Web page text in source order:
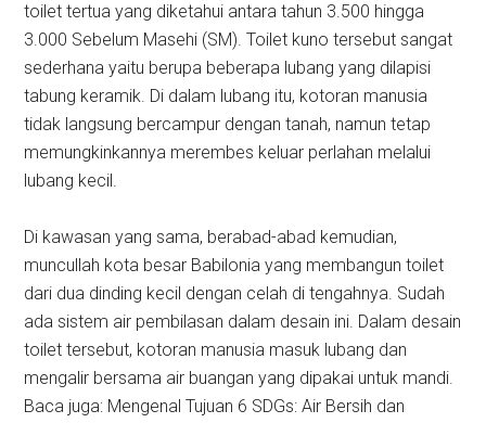
toilet tertua yang diketahui antara tahun 3.500 hingga
3.000 Sebelum Masehi (SM). Toilet kuno tersebut sangat
sederhana yaitu berupa beberapa lubang yang dilapisi
tabung keramik. Di dalam lubang itu, kotoran manusia
tidak langsung bercampur dengan tanah, namun tetap
memungkinkannya merembes keluar perlahan melalui
lubang kecil.
Di kawasan yang sama, berabad-abad kemudian,
muncullah kota besar Babilonia yang membangun toilet
dari dua dinding kecil dengan celah di tengahnya. Sudah
ada sistem air pembilasan dalam desain ini. Dalam desain
toilet tersebut, kotoran manusia masuk lubang dan
mengalir bersama air buangan yang dipakai untuk mandi.
Baca juga: Mengenal Tujuan 6 SDGs: Air Bersih dan